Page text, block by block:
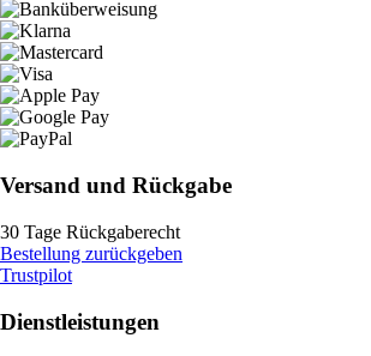
Versand und Rückgabe
30 Tage Rückgaberecht
Bestellung zurückgeben
Trustpilot
Dienstleistungen